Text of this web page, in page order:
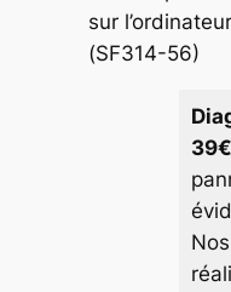
sur
(SF314-56)
39€